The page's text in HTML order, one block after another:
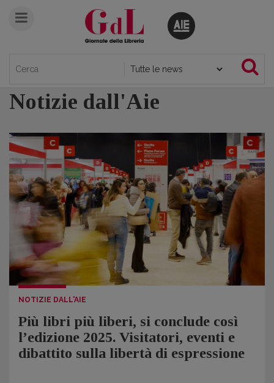
Notizie dall'Aie
NOTIZIE DALL'AIE
Più libri più liberi, si conclude così
l’edizione 2025. Visitatori, eventi e
dibattito sulla libertà di espressione